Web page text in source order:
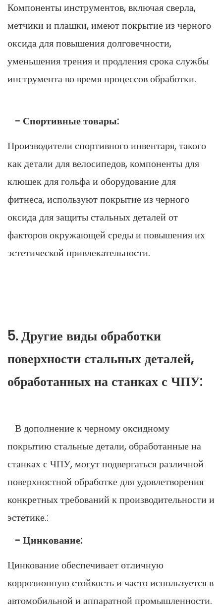
Компоненты инструментов, включая сверла,
метчики и плашки, имеют покрытие из черного
оксида для повышения долговечности,
уменьшения трения и продления срока службы
инструмента во время процессов обработки.
- Спортивные товары:
Производители спортивного инвентаря, такого
как детали для велосипедов, компоненты для
клюшек для гольфа и оборудование для
фитнеса, используют покрытие из черного
оксида для защиты стальных деталей от
факторов окружающей среды и повышения их
эстетической привлекательности.
5. Другие виды обработки
поверхности стальных деталей,
обработанных на станках с ЧПУ:
В дополнение к черному оксидному
покрытию стальные детали, обработанные на
станках с ЧПУ, могут подвергаться различной
поверхностной обработке для удовлетворения
конкретных требований к производительности и
эстетике.:
- Цинкование:
Цинкование обеспечивает отличную
коррозионную стойкость и часто используется в
автомобильной и аппаратной промышленности.